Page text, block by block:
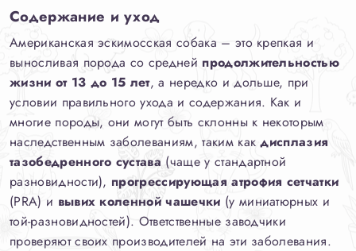
Содержание и уход
Американская эскимосская собака – это крепкая и
выносливая порода со средней продолжительностью
жизни от 13 до 15 лет, а нередко и дольше, при
условии правильного ухода и содержания. Как и
многие породы, они могут быть склонны к некоторым
наследственным заболеваниям, таким какдисплазия
тазобедренного сустава (чаще у стандартной
разновидности), прогрессирующая атрофия сетчатки
(PRA) и вывих коленной чашечки (у миниатюрных и
той-разновидностей). Ответственные заводчики
проверяют своих производителей на эти заболевания.